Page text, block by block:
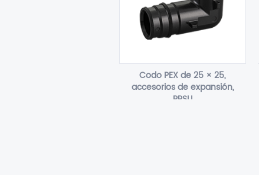
Codo PEX de 25 × 25,
accesorios de expansión,
PPSU